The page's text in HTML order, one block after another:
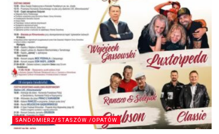
SANDOMIERZ/STASZÓW /OPATÓW